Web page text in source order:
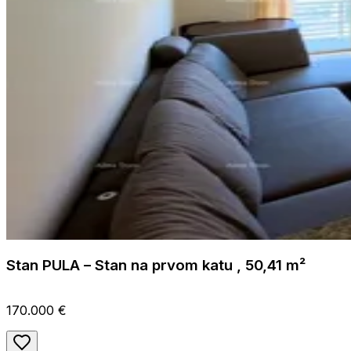
Stan PULA – Stan na prvom katu , 50,41 m²
170.000 €